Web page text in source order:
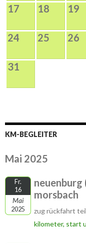
17 18 19
24 25 26
31
KM-BEGLEITER
Mai 2025
Fr.
16
Mai
2025
neuenburg
morsbach
zug rückfahrt
kilometer, start